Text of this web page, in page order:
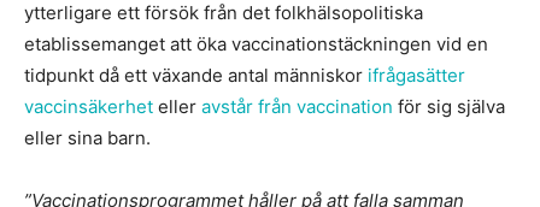
ytterligare ett försök från det folkhälsopolitiska
etablissemanget att öka vaccinationstäckningen vid en
tidpunkt då ett växande antal människor ifrågasätter
vaccinsäkerhet eller avstår från vaccination för sig själva
eller sina barn.
”Vaccinationsprogrammet håller på att falla samman